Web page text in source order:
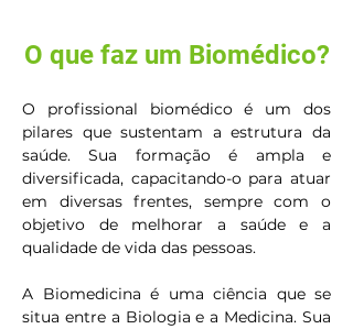
O que faz um Biomédico?
O profissional biomédico é um dos
pilares que sustentam a estrutura da
saúde. Sua formação é ampla e
diversificada, capacitando-o para atuar
em diversas frentes, sempre com o
objetivo de melhorar a saúde e a
qualidade de vida das pessoas.
A Biomedicina é uma ciência que se
situa entre a Biologia e a Medicina. Sua